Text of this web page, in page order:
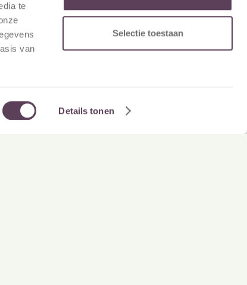
te
van
Details tonen
Selectie toestaan